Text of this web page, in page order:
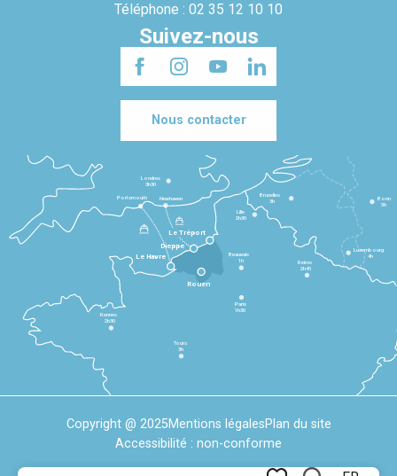
Téléphone : 02 35 12 10 10
Suivez-nous
Nous contacter
Le Havre
Dieppe
Le Tréport
Rennes
2h30
Tours
3h
Paris
1h30
Beauvais
1h
Reims
2h45
Lille
2h30
Bruxelles
3h
Londres
3h30
Newhaven
Portsmouth
Bonn
5h
Luxembourg
4h
Rouen
Copyright @ 2025Mentions légalesPlan du site
Accessibilité : non-conforme